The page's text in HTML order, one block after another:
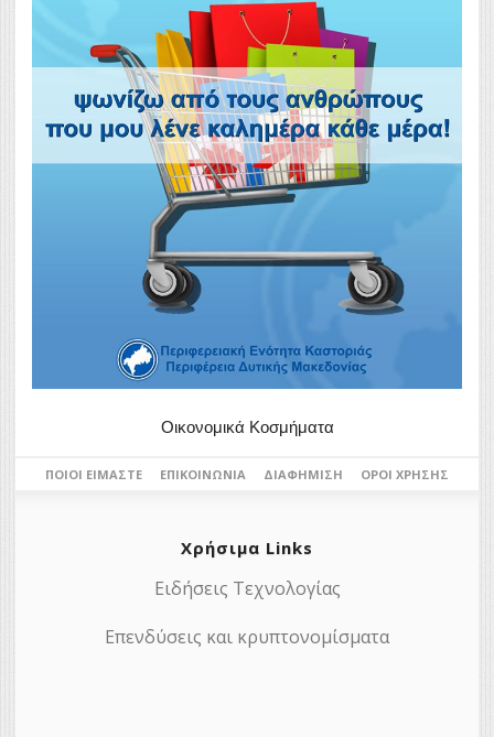
Οικονομικά Κοσμήματα
ΠΟΙΟΙ ΕΊΜΑΣΤΕ ΕΠΙΚΟΙΝΩΝΊΑ ΔΙΑΦΉΜΙΣΗ ΌΡΟΙ ΧΡΉΣΗΣ
Χρήσιμα Links
Ειδήσεις Τεχνολογίας
Επενδύσεις και κρυπτονομίσματα